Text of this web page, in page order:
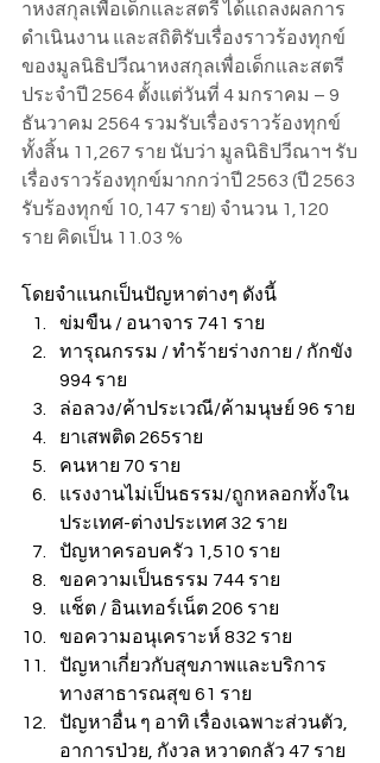
าหงสกุลเพื่อเด็กและสตรี ได้แถลงผลการ
ดำเนินงาน และสถิติรับเรื่องราวร้องทุกข์
ของมูลนิธิปวีณาหงสกุลเพื่อเด็กและสตรี
ประจำปี 2564 ตั้งแต่วันที่ 4 มกราคม – 9
ธันวาคม 2564 รวมรับเรื่องราวร้องทุกข์
ทั้งสิ้น 11,267 ราย นับว่า มูลนิธิปวีณาฯ รับ
เรื่องราวร้องทุกข์มากกว่าปี 2563 (ปี 2563
รับร้องทุกข์ 10,147 ราย) จำนวน 1,120
ราย คิดเป็น 11.03 %
โดยจำแนกเป็นปัญหาต่างๆ ดังนี้
ข่มขืน / อนาจาร 741 ราย
ทารุณกรรม / ทำร้ายร่างกาย / กักขัง
994 ราย
ล่อลวง/ค้าประเวณี/ค้ามนุษย์ 96 ราย
ยาเสพติด 265ราย
คนหาย 70 ราย
แรงงานไม่เป็นธรรม/ถูกหลอกทั้งใน
ประเทศ-ต่างประเทศ 32 ราย
ปัญหาครอบครัว 1,510 ราย
ขอความเป็นธรรม 744 ราย
แช็ต / อินเทอร์เน็ต 206 ราย
ขอความอนุเคราะห์ 832 ราย
ปัญหาเกี่ยวกับสุขภาพและบริการ
ทางสาธารณสุข 61 ราย
ปัญหาอื่น ๆ อาทิ เรื่องเฉพาะส่วนตัว,
อาการป่วย, กังวล หวาดกลัว 47 ราย